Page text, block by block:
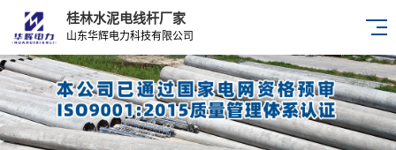
桂林水泥电线杆厂家
山东华辉电力科技有限公司